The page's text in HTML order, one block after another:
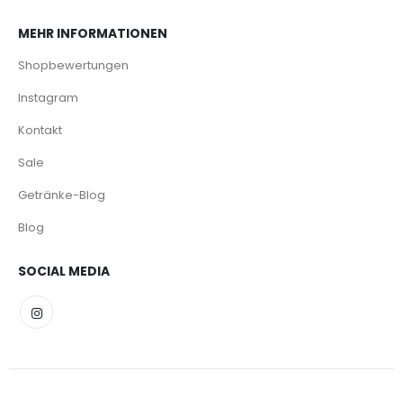
MEHR INFORMATIONEN
Shopbewertungen
Instagram
Kontakt
Sale
Getränke-Blog
Blog
SOCIAL MEDIA